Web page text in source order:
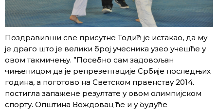
Поздравивши све присутне Тодић је истакао, да му
је драго што је велики број учесника узео учешће у
овом такмичењу. ”Посебно сам задовољан
чињеницом да је репрезентације Србије последњих
година, а поготовo на Светском првенству 2014.
постигла запажене резултате у овом олимпијском
спорту. Општина Вождовац ће и у будуће